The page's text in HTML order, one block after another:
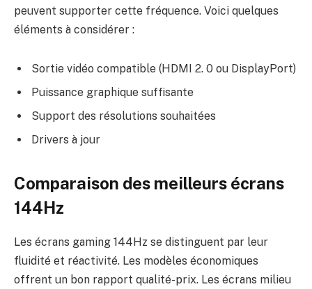
peuvent supporter cette fréquence. Voici quelques
éléments à considérer :
Sortie vidéo compatible (HDMI 2. 0 ou DisplayPort)
Puissance graphique suffisante
Support des résolutions souhaitées
Drivers à jour
Comparaison des meilleurs écrans
144Hz
Les écrans gaming 144Hz se distinguent par leur
fluidité et réactivité. Les modèles économiques
offrent un bon rapport qualité-prix. Les écrans milieu